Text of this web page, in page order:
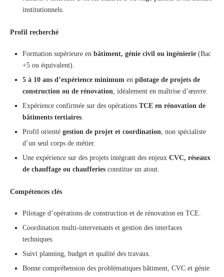
institutionnels.
Profil recherché
Formation supérieure en bâtiment, génie civil ou ingénierie (Bac
+5 ou équivalent).
5 à 10 ans d’expérience minimum en pilotage de projets de
construction ou de rénovation, idéalement en maîtrise d’œuvre.
Expérience confirmée sur des opérations TCE en rénovation de
bâtiments tertiaires.
Profil orienté gestion de projet et coordination, non spécialiste
d’un seul corps de métier.
Une expérience sur des projets intégrant des enjeux CVC, réseaux
de chauffage ou chaufferies constitue un atout.
Compétences clés
Pilotage d’opérations de construction et de rénovation en TCE.
Coordination multi-intervenants et gestion des interfaces
techniques.
Suivi planning, budget et qualité des travaux.
Bonne compréhension des problématiques bâtiment, CVC et génie